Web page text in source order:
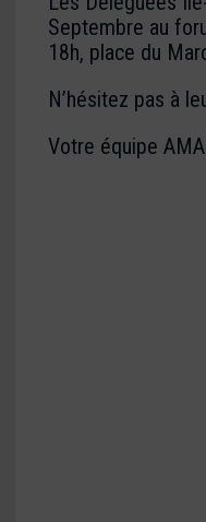
Septembre au
18h, place du
N’hésitez pas à
Votre équipe